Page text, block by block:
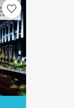
favorite_border